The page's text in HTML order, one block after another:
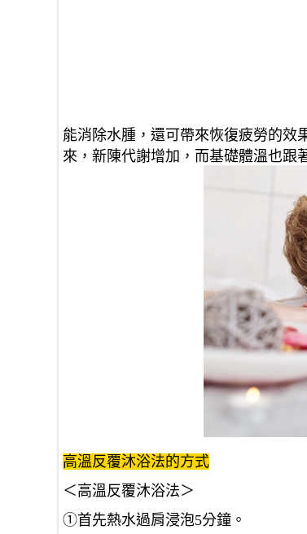
能消除水腫，還可帶來恢復疲勞的效
來，新陳代謝增加，而基礎體溫也跟
高溫反覆沐浴法的方式
＜高溫反覆沐浴法＞
①首先熱水過肩浸泡5分鐘。